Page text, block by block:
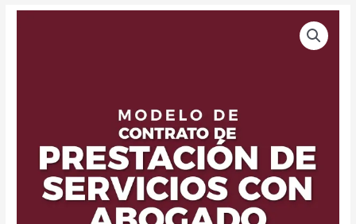
Abogado
cantidad